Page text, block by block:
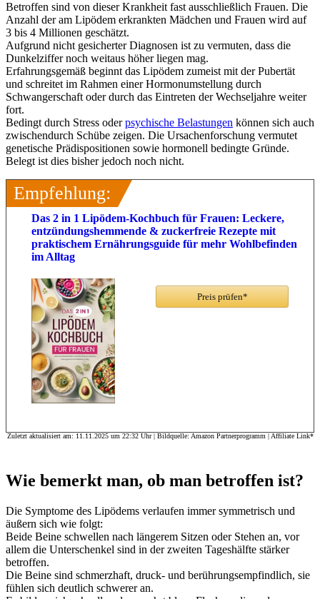
Betroffen sind von dieser Krankheit fast ausschließlich Frauen. Die
Anzahl der am Lipödem erkrankten Mädchen und Frauen wird auf
3 bis 4 Millionen geschätzt.
Aufgrund nicht gesicherter Diagnosen ist zu vermuten, dass die
Dunkelziffer noch weitaus höher liegen mag.
Erfahrungsgemäß beginnt das Lipödem zumeist mit der Pubertät
und schreitet im Rahmen einer Hormonumstellung durch
Schwangerschaft oder durch das Eintreten der Wechseljahre weiter
fort.
Bedingt durch Stress oderpsychische Belastungen können sich auch
zwischendurch Schübe zeigen. Die Ursachenforschung vermutet
genetische Prädispositionen sowie hormonell bedingte Gründe.
Belegt ist dies bisher jedoch noch nicht.
Empfehlung:
Das 2 in 1 Lipödem-Kochbuch für Frauen: Leckere,
entzündungshemmende & zuckerfreie Rezepte mit
praktischem Ernährungsguide für mehr Wohlbefinden
im Alltag
Preis prüfen*
Zuletzt aktualisiert am: 11.11.2025 um 22:32 Uhr | Bildquelle: Amazon Partnerprogramm | Affiliate Link*
Wie bemerkt man, ob man betroffen ist?
Die Symptome des Lipödems verlaufen immer symmetrisch und
äußern sich wie folgt:
Beide Beine schwellen nach längerem Sitzen oder Stehen an, vor
allem die Unterschenkel sind in der zweiten Tageshälfte stärker
betroffen.
Die Beine sind schmerzhaft, druck- und berührungsempfindlich, sie
fühlen sich deutlich schwerer an.